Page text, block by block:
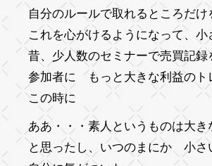
自分のルールで取れるところだ
これを心がけるようになって、
昔、少人数のセミナーで売買記録
参加者に もっと大きな利益の
この時に
ああ・・・素人というものは大
と思ったし、いつのまにか 小さ